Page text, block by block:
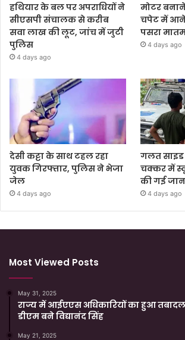
हथियार के बल पर अपराधियों ने
सीएसपी संचालक से करीब
सवा लाख की लूट, जांच में जुटी
पुलिस
4 days ago
मोटर
चपेट में आने
पसरा
4 days ago
देसी कट्टा के साथ टहल रहा
युवक गिरफ्तार, पुलिस ने भेजा
जेल
4 days ago
गलत
चक्कर में
की गई जान
4 days ago
Most Viewed Posts
May 31, 2025
राज्य में आईएएस अधिकारियों का हुआ
डीएम बने विद्यानंद सिंह
May 21, 2025